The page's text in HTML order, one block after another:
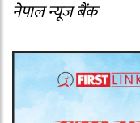
नेपाल न्यूज बैंक